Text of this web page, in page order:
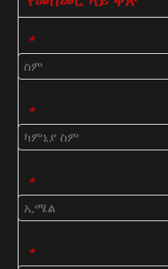
*
*
*
*